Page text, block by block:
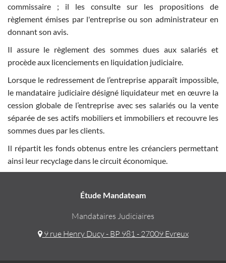
commissaire ; il les consulte sur les propositions de
règlement émises par l'entreprise ou son administrateur en
donnant son avis.
Il assure le règlement des sommes dues aux salariés et
procède aux licenciements en liquidation judiciaire.
Lorsque le redressement de l’entreprise apparaît impossible,
le mandataire judiciaire désigné liquidateur met en œuvre la
cession globale de l’entreprise avec ses salariés ou la vente
séparée de ses actifs mobiliers et immobiliers et recouvre les
sommes dues par les clients.
Il répartit les fonds obtenus entre les créanciers permettant
ainsi leur recyclage dans le circuit économique.
Étude Mandateam
Mandataires Judiciaires
9 rue Henry Ducy - BP 981 - 27009 Evreux